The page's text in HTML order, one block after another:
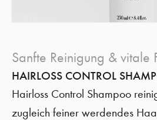
Sanfte Reinigung & vitale
HAIRLOSS CONTROL
Hairloss Control Shampoo
zugleich feiner werdendes